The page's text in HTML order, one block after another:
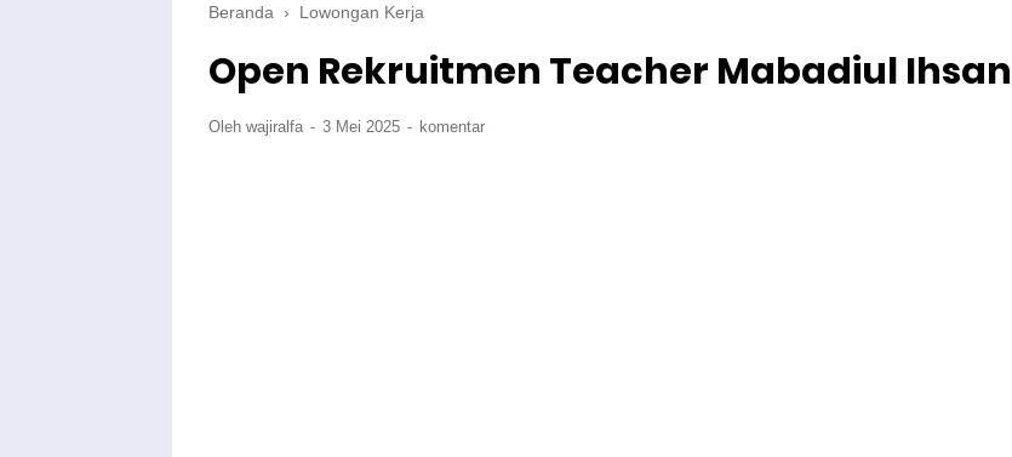
Beranda › Lowongan Kerja
Open Rekruitmen Teacher Mabadiul Ihsan
Oleh wajiralfa 3 Mei 2025 komentar